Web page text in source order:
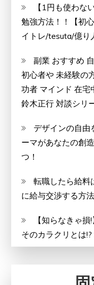
【1円も使わな
勉強方法！！【初
イトレ/tesuta/億り
副業 おすすめ
初心者や 未経験の
功者 マインド 在宅
鈴木正行 対談シリ
デザインの自
ーマがあなたの創
つ！
転職したら給料
に給与交渉する方法
【知らなきゃ
そのカラクリとは